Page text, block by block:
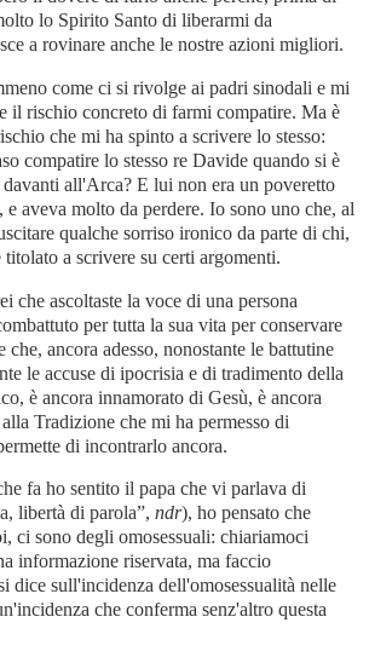
lo Spirito Santo di liberarmi da
a rovinare anche le nostre azioni migliori.
come ci si rivolge ai padri sinodali e mi
il rischio concreto di farmi compatire. Ma è
che mi ha spinto a scrivere lo stesso:
compatire lo stesso re Davide quando si è
davanti all'Arca? E lui non era un poveretto
aveva molto da perdere. Io sono uno che, al
qualche sorriso ironico da parte di chi,
a scrivere su certi argomenti.
che ascoltaste la voce di una persona
per tutta la sua vita per conservare
che, ancora adesso, nonostante le battutine
le accuse di ipocrisia e di tradimento della
è ancora innamorato di Gesù, è ancora
Tradizione che mi ha permesso di
di incontrarlo ancora.
fa ho sentito il papa che vi parlava di
libertà di parola”, ndr), ho pensato che
ci sono degli omosessuali: chiariamoci
informazione riservata, ma faccio
dice sull'incidenza dell'omosessualità nelle
che conferma senz'altro questa